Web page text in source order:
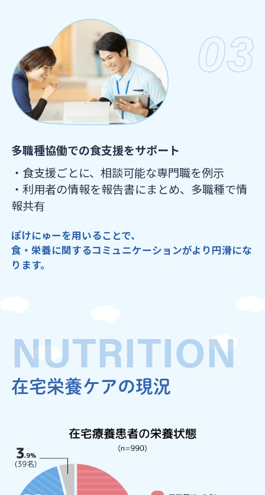
多職種協働での食支援をサポート
・食支援ごとに、相談可能な専門職を例示
・利用者の情報を報告書にまとめ、多職種で情
報共有
ぽけにゅーを用いることで、
食・栄養に関するコミュニケーションがより円滑にな
ります。
NUTRITION
在宅栄養ケアの現況